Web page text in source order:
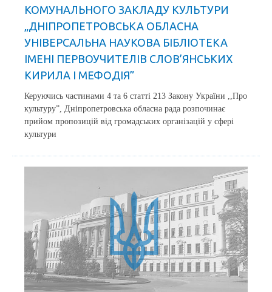
КОМУНАЛЬНОГО ЗАКЛАДУ КУЛЬТУРИ
„ДНІПРОПЕТРОВСЬКА ОБЛАСНА
УНІВЕРСАЛЬНА НАУКОВА БІБЛІОТЕКА
ІМЕНІ ПЕРВОУЧИТЕЛІВ СЛОВ’ЯНСЬКИХ
КИРИЛА І МЕФОДІЯ”
Керуючись частинами 4 та 6 статті 213 Закону України ,,Про
культуру”, Дніпропетровська обласна рада розпочинає
прийом пропозицій від громадських організацій у сфері
культури